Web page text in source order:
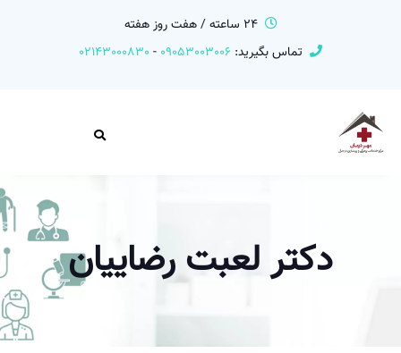
24 ساعته / هفت روز هفته
تماس بگیرید: 09053003006
-
02143000830
دکتر لعبت رضاییان